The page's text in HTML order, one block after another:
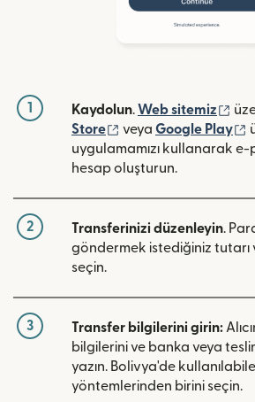
1 Kaydolun.Web sitemiz
Store
(yeni pencerede
veya Google Play
uygulamamızı kullanarak
hesap oluşturun.
2 Transferinizi düzenleyin.
göndermek istediğiniz tutarı
seçin.
3 Transfer bilgilerini girin:
bilgilerini ve banka veya
yazın. Bolivya'de
yöntemlerinden birini seçin.